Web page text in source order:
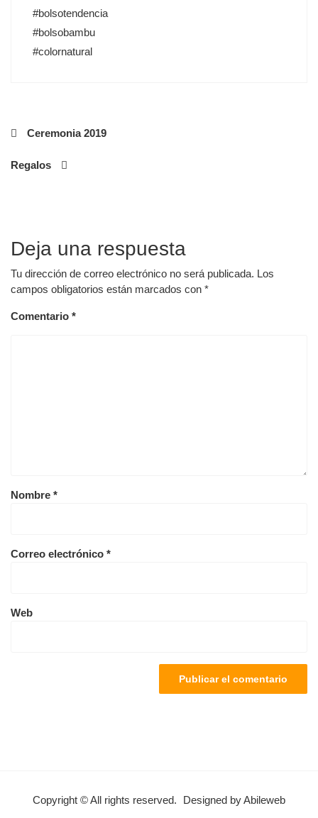
#bolsotendencia
#bolsobambu
#colornatural
Navegación
de
Ceremonia 2019
Regalos
Deja una respuesta
Tu dirección de correo electrónico no será publicada. Los
campos obligatorios están marcados con *
Comentario *
Nombre *
Correo electrónico *
Web
Copyright © All rights reserved. Designed by Abileweb